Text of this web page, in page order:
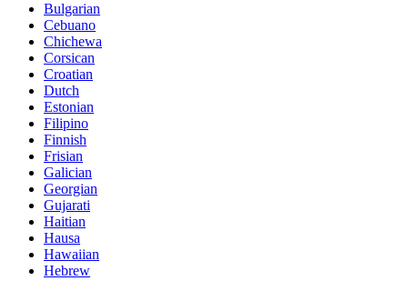
Bulgarian
Cebuano
Chichewa
Corsican
Croatian
Dutch
Estonian
Filipino
Finnish
Frisian
Galician
Georgian
Gujarati
Haitian
Hausa
Hawaiian
Hebrew